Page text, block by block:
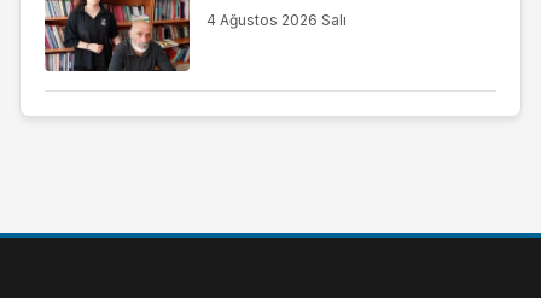
4 Ağustos 2026 Salı